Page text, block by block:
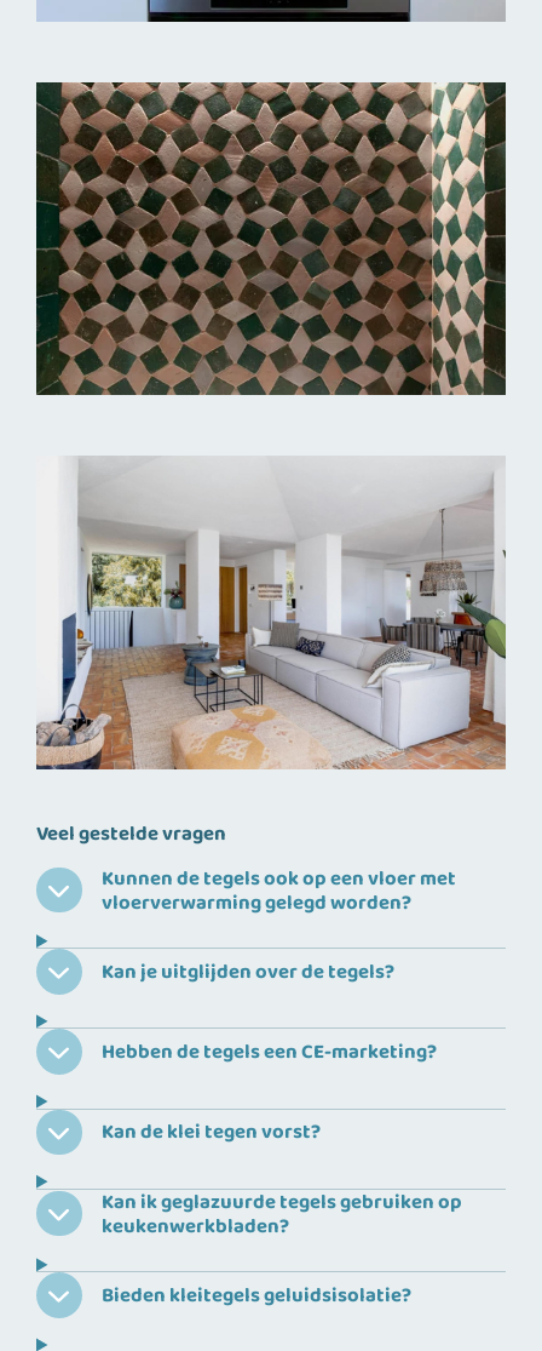
Veel gestelde vragen
Kunnen de tegels ook op een vloer met
vloerverwarming gelegd worden?
Kan je uitglijden over de tegels?
Hebben de tegels een CE-marketing?
Kan de klei tegen vorst?
Kan ik geglazuurde tegels gebruiken op
keukenwerkbladen?
Bieden kleitegels geluidsisolatie?